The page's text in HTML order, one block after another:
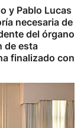
y Pablo Lucas
necesaria de
del órgano
de esta
finalizado con